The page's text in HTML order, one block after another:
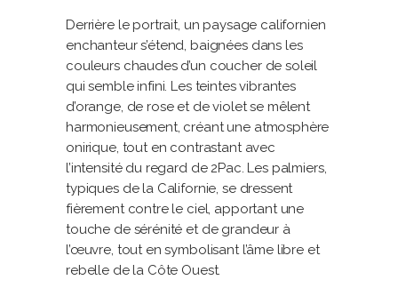
Derrière le portrait, un paysage californien
enchanteur s’étend, baignées dans les
couleurs chaudes d’un coucher de soleil
qui semble infini. Les teintes vibrantes
d’orange, de rose et de violet se mêlent
harmonieusement, créant une atmosphère
onirique, tout en contrastant avec
l’intensité du regard de 2Pac. Les palmiers,
typiques de la Californie, se dressent
fièrement contre le ciel, apportant une
touche de sérénité et de grandeur à
l’œuvre, tout en symbolisant l’âme libre et
rebelle de la Côte Ouest.